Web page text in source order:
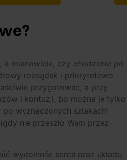
a mianowicie, czy chodzenie po
rozsądek i priorytetowo
przygotować, a przy
i kontuzji, bo można je tylko
wyznaczonych szlakach!
nie przeszło Wam przez
wydolność serca oraz układu